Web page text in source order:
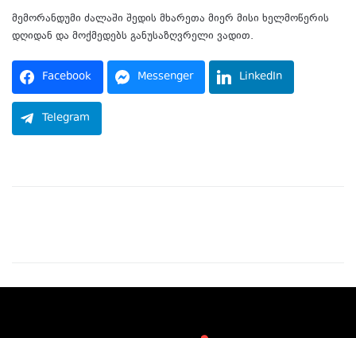
მემორანდუმი ძალაში შედის მხარეთა მიერ მისი ხელმოწერის
დღიდან და მოქმედებს განუსაზღვრელი ვადით.
Facebook Messenger LinkedIn
Telegram